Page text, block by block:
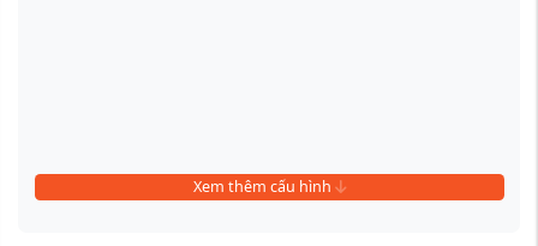
Xem thêm cấu hình